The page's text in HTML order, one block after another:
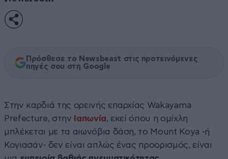
Πρόσθεσε το Newsbeast στις προτεινόμενες
πηγές σου στη Google
Στην καρδιά της ορεινής επαρχίας Wakayama
Prefecture, στην
Ιαπωνία, εκεί όπου η ομίχλη
μπλέκεται με τα αιωνόβια δάση, το Mount Koya -ή
Κογιασάν- δεν είναι απλώς ένας προορισμός, είναι